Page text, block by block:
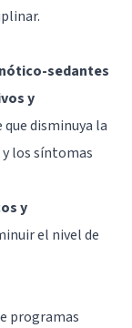
sedantes
y
disminuya la
los síntomas
y
el nivel de
programas